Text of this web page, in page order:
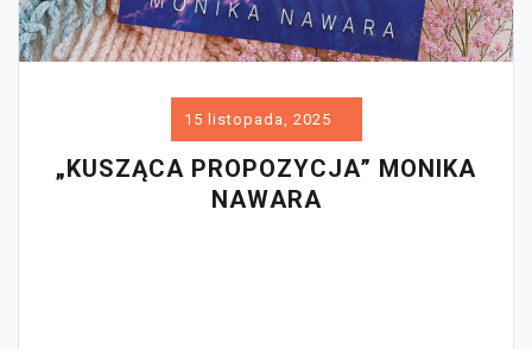
15 listopada, 2025
„KUSZĄCA PROPOZYCJA” MONIKA
NAWARA